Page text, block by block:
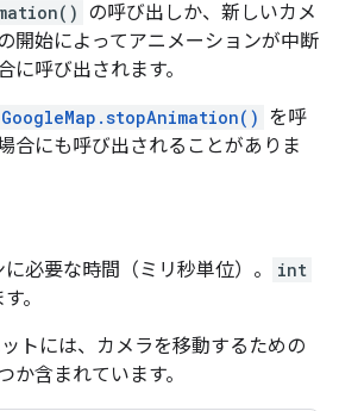
の呼び出しか、新しいカメ
開始によってアニメーションが中断
に呼び出されます。
GoogleMap.stopAnimation() を呼
合にも呼び出されることがありま
必要な時間（ミリ秒単位）。
int
。
トには、カメラを移動するための
か含まれています。